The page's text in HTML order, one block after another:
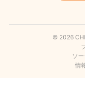
© 2026
ソ
情